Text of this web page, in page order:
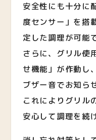
安全性にも十分に
度センサー」を搭
定した調理が可能
さらに、グリル使
せ機能」が作動し
ブザー音でお知ら
これによりグリル
安心して調理を続